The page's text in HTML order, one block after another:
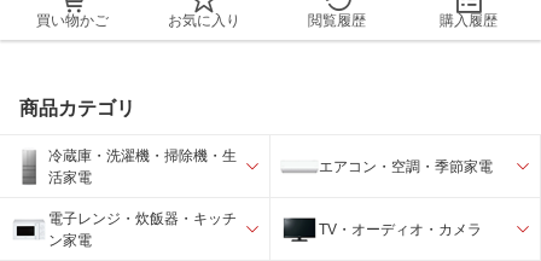
買い物かご お気に入り 閲覧履歴 購入履歴
商品カテゴリ
冷蔵庫・洗濯機・掃除機・生
活家電
エアコン・空調・季節家電
電子レンジ・炊飯器・キッチ
ン家電
TV・オーディオ・カメラ